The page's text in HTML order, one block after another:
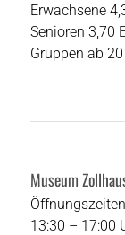
Erwachsene
Senioren 3,70
Gruppen ab
Museum
13:30 – 17:00